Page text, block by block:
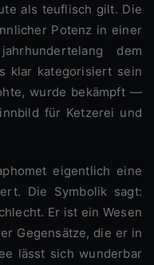
als teuflisch gilt. Die
Potenz in einer
dem
klar kategorisiert sein
wurde bekämpft —
für Ketzerei und
Die Symbolik sagt:
Er ist ein Wesen
Gegensätze, die er in
lässt sich wunderbar